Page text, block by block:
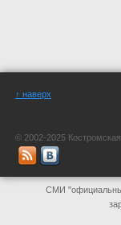
↑ наверх
© 2002-2025
СМИ